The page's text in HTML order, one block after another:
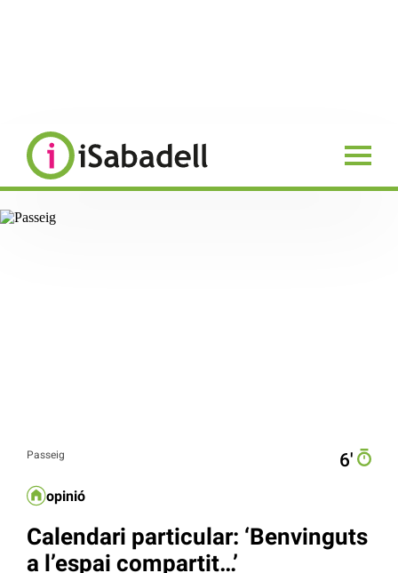
Passeig 6′
opinió
Calendari particular: ‘Benvinguts
a l’espai compartit…’